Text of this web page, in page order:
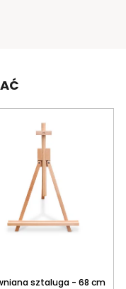
sztaluga - 68 cm